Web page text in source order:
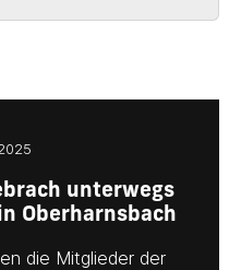
unterwegs
Oberharnsbach
die Mitglieder der